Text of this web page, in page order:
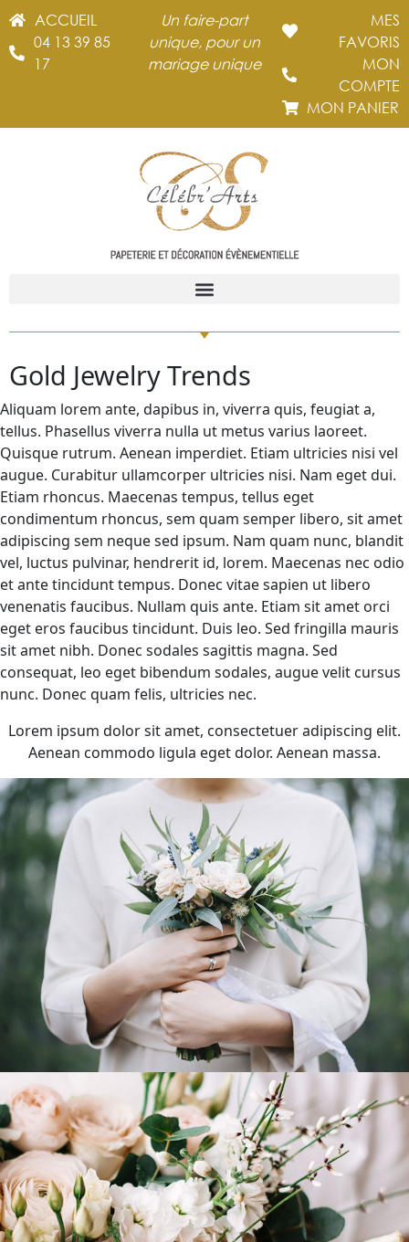
ACCUEIL
04 13 39 85
17
Un faire-part
unique, pour un
mariage unique
MES
FAVORIS
MON
COMPTE
MON PANIER
Gold Jewelry Trends
Aliquam lorem ante, dapibus in, viverra quis, feugiat a,
tellus. Phasellus viverra nulla ut metus varius laoreet.
Quisque rutrum. Aenean imperdiet. Etiam ultricies nisi vel
augue. Curabitur ullamcorper ultricies nisi. Nam eget dui.
Etiam rhoncus. Maecenas tempus, tellus eget
condimentum rhoncus, sem quam semper libero, sit amet
adipiscing sem neque sed ipsum. Nam quam nunc, blandit
vel, luctus pulvinar, hendrerit id, lorem. Maecenas nec odio
et ante tincidunt tempus. Donec vitae sapien ut libero
venenatis faucibus. Nullam quis ante. Etiam sit amet orci
eget eros faucibus tincidunt. Duis leo. Sed fringilla mauris
sit amet nibh. Donec sodales sagittis magna. Sed
consequat, leo eget bibendum sodales, augue velit cursus
nunc. Donec quam felis, ultricies nec.
Lorem ipsum dolor sit amet, consectetuer adipiscing elit.
Aenean commodo ligula eget dolor. Aenean massa.